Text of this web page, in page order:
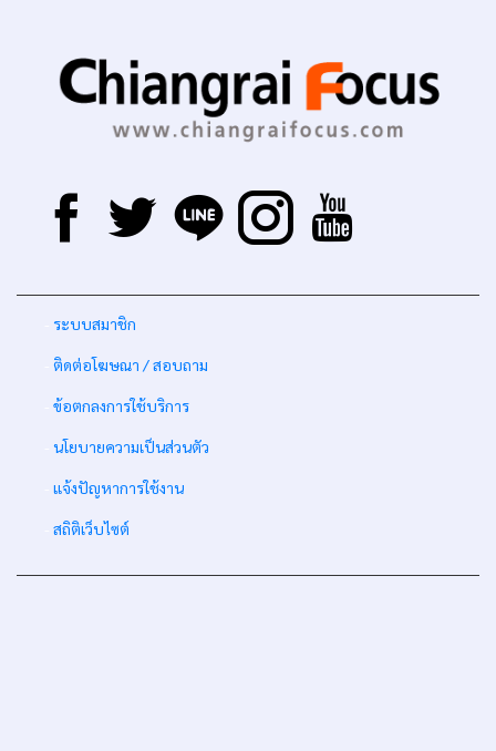
ระบบสมาชิก
ติดต่อโฆษณา / สอบถาม
ข้อตกลงการใช้บริการ
นโยบายความเป็นส่วนตัว
แจ้งปัญหาการใช้งาน
สถิติเว็บไซต์